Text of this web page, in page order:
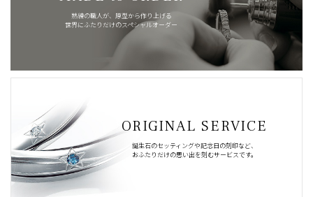
熟練の職人が、原型から作り上げる
世界にふたりだけのスペシャルオーダー
ORIGINAL SERVICE
誕生石のセッティングや記念日の刻印など、
おふたりだけの思い出を刻むサービスです。